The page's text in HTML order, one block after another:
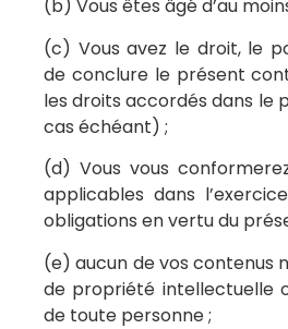
(b) Vous êtes âgé d’au
(c) Vous avez le droit, le
de conclure le présent
les droits accordés dans le
cas échéant) ;
(d) Vous vous
applicables dans
obligations en vertu du
(e) aucun de vos contenus
de propriété intellectuelle
de toute personne ;